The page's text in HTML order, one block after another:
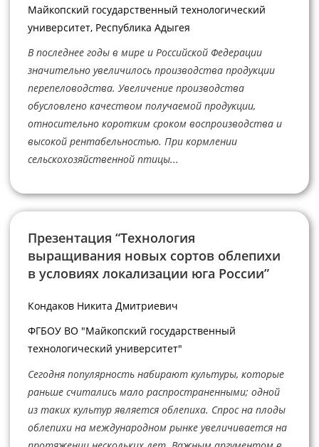
Майкопский государственный технологический
университет, Республика Адыгея
В последнее годы в мире и Российской Федерации
значительно увеличилось производства продукции
перепеловодства. Увеличение производства
обусловлено качеством получаемой продукции,
относительно коротким сроком воспроизводства и
высокой рентабельностью. При кормлении
сельскохозяйственной птицы...
Презентация “Технология
выращивания новых сортов облепихи
в условиях локализации юга России”
Кондаков Никита Дмитриевич
ФГБОУ ВО "Майкопский государственный
технологический университет"
Сегодня популярность набирают культуры, которые
раньше считались мало распространенными; одной
из таких культур является облепиха. Спрос на плоды
облепихи на международном рынке увеличивается на